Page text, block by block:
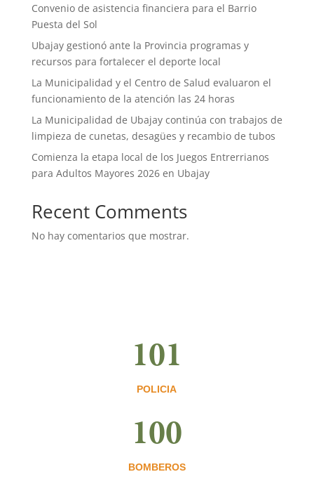
Convenio de asistencia financiera para el Barrio
Puesta del Sol
Ubajay gestionó ante la Provincia programas y
recursos para fortalecer el deporte local
La Municipalidad y el Centro de Salud evaluaron el
funcionamiento de la atención las 24 horas
La Municipalidad de Ubajay continúa con trabajos de
limpieza de cunetas, desagües y recambio de tubos
Comienza la etapa local de los Juegos Entrerrianos
para Adultos Mayores 2026 en Ubajay
Recent Comments
No hay comentarios que mostrar.
101
POLICIA
100
BOMBEROS